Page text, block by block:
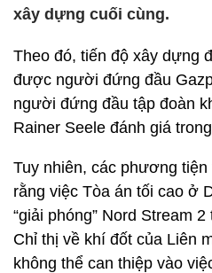
xây dựng cuối cùng.
Theo đó, tiến độ xây dựng
được người đứng đầu
người đứng đầu tập đoàn
Rainer Seele đánh giá
Tuy nhiên, các phương
rằng việc Tòa án tối cao ở
“giải phóng” Nord Stream
Chỉ thị về khí đốt của Liên
không thể can thiệp vào